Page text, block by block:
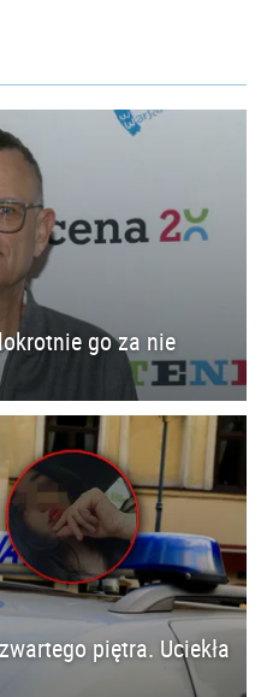
go za nie
piętra. Uciekła